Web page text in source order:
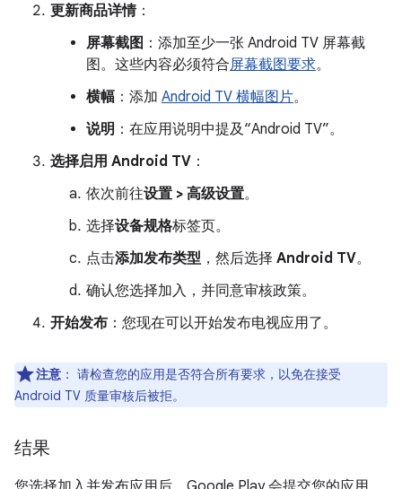
更新商品详情：
屏幕截图 ：添加至少一张 Android TV 屏幕截
图。这些内容必须符合屏幕截图要求。
横幅 ：添加 Android TV 横幅图片。
说明 ：在应用说明中提及“Android TV”。
选择启用 Android TV ：
依次前往设置 > 高级设置。
选择设备规格标签页。
点击添加发布类型 ，然后选择 Android TV。
确认您选择加入，并同意审核政策。
开始发布 ：您现在可以开始发布电视应用了。
注意 ： 请检查您的应用是否符合所有要求，以免在接受
Android TV 质量审核后被拒。
结果